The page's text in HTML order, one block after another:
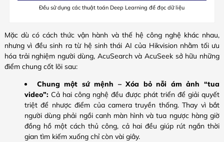
Đều sử dụng các thuật toán Deep Learning để đọc dữ liệu
Mặc dù có cách thức vận hành và thế hệ công nghệ khác nhau,
nhưng vì đều sinh ra từ hệ sinh thái AI của Hikvision nhằm tối ưu
hóa trải nghiệm người dùng, AcuSearch và AcuSeek sở hữu những
điểm chung cốt lõi sau:
Chung một sứ mệnh – Xóa bỏ nỗi ám ảnh “tua
video”: Cả hai công nghệ đều được phát triển để giải quyết
triệt để nhược điểm của camera truyền thống. Thay vì bắt
người dùng phải ngồi canh màn hình và tua ngược hàng giờ
đồng hồ một cách thủ công, cả hai đều giúp rút ngắn thời
gian tìm kiếm xuống chỉ còn vài giây.